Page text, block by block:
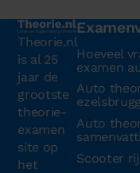
Theorie.nl
is al 25
jaar de
grootste
theorie-
examen
site op
het
Hoeveel
examen
Auto
Auto
Scooter